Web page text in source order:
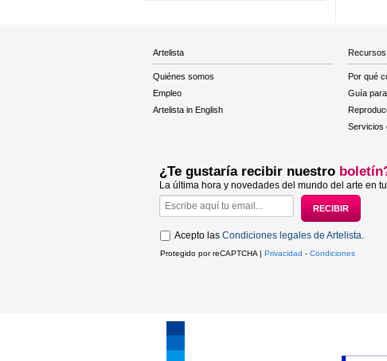
Artelista
Quiénes somos
Empleo
Artelista in English
Por qué
Guía
Servicios
¿Te gustaría recibir nuestro
La última hora y novedades del mundo del arte en
Acepto las Condiciones legales de Artelista.
Protegido por reCAPTCHA | Privacidad - Condiciones